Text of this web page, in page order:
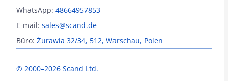
© 2000–2026 Scand Ltd.
WhatsApp: 48664957853
E-mail: sales@scand.de
Büro: Żurawia 32/34, 512, Warschau, Polen